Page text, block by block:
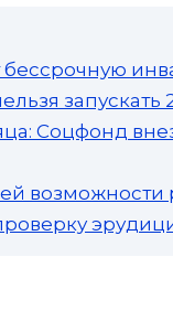
запускать
Соцфонд
возможности